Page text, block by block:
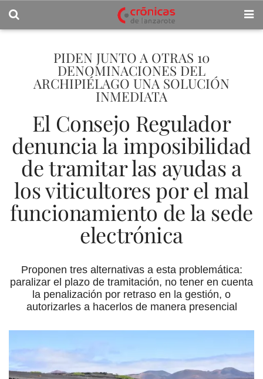
PIDEN JUNTO A OTRAS 10
DENOMINACIONES DEL
ARCHIPIÉLAGO UNA SOLUCIÓN
INMEDIATA
El Consejo Regulador
denuncia la imposibilidad
de tramitar las ayudas a
los viticultores por el mal
funcionamiento de la sede
electrónica
Proponen tres alternativas a esta problemática:
paralizar el plazo de tramitación, no tener en cuenta
la penalización por retraso en la gestión, o
autorizarles a hacerlos de manera presencial